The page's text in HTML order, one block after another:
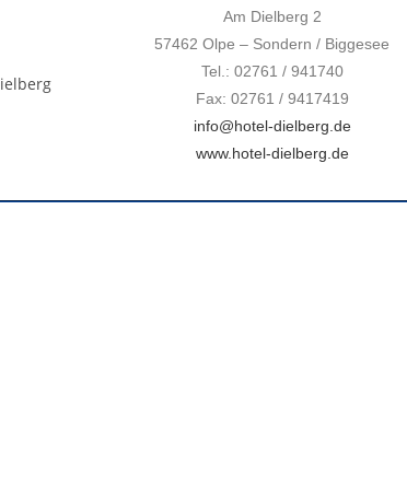
Am Dielberg 2
57462 Olpe – Sondern / Biggesee
Tel.: 02761 / 941740
Fax: 02761 / 9417419
info@hotel-dielberg.de
www.hotel-dielberg.de